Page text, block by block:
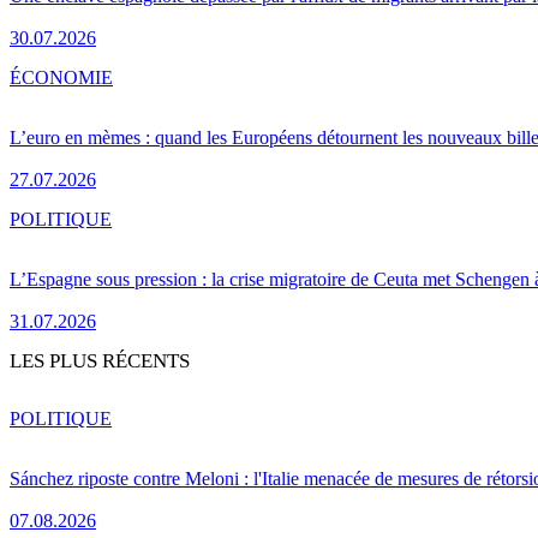
30.07.2026
L’euro en mèmes : quand les Européens détournent les nouveaux
27.07.2026
ÉCONOMIE
L’Espagne sous pression : la crise migratoire de Ceuta met Schengen
31.07.2026
POLITIQUE
LES PLUS RÉCENTS
Sánchez riposte contre Meloni : l'Italie menacée de mesures de
07.08.2026
POLITIQUE